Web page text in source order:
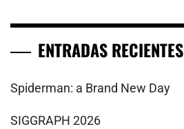
ENTRADAS RECIENTES
Spiderman: a Brand New Day
SIGGRAPH 2026